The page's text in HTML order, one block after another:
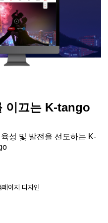
이끄는 K-tango
육성 및 발전을 선도하는 K-
이지 디자인